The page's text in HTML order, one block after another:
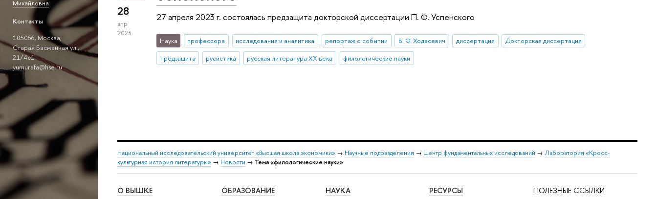
Михайловна
Контакты
105066, Москва,
Старая Басманная ул.,
21/4с1
yumurafa@hse.ru
28
апр
2023
27 апреля 2023 г. состоялась предзащита докторской диссертации П. Ф. Успенского
Наука профессора исследования и аналитика репортаж о событии В. Ф. Ходасевич диссертация
Докторская диссертация
предзащита
русистика русская литература ХХ века филологические науки
Национальный исследовательский университет «Высшая школа экономики» → Научные подразделения → Центр фундаментальных исследований → Лаборатория «Кросс-
культурная история литературы» → Новости → Тема «филологические науки»
О ВЫШКЕ ОБРАЗОВАНИЕ НАУКА РЕСУРСЫ ПОЛЕЗНЫЕ ССЫЛКИ